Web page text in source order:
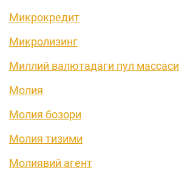
Микрокредит
Микролизинг
Миллий валютадаги пул массаси
Молия
Молия бозори
Молия тизими
Молиявий агент